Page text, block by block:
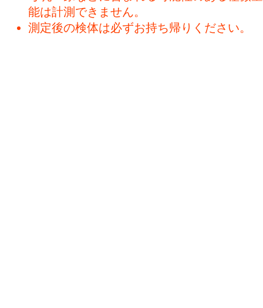
能は計測できません。
測定後の検体は必ずお持ち帰りください。